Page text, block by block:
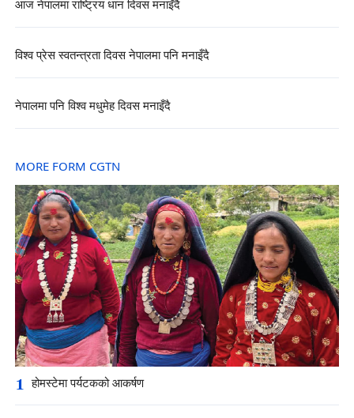
आज नेपालमा राष्ट्रिय धान दिवस मनाइँदै
विश्व प्रेस स्वतन्त्रता दिवस नेपालमा पनि मनाइँदै
नेपालमा पनि विश्व मधुमेह दिवस मनाइँदै
MORE FORM CGTN
1 होमस्टेमा पर्यटकको आकर्षण